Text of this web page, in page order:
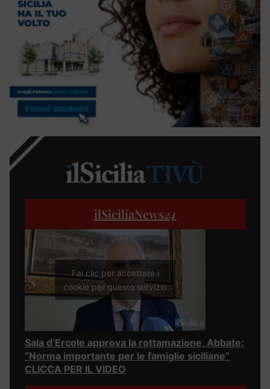
ilSiciliaNews24
Fai clic per accettare i
cookie per questo servizio
Sala d’Ercole approva la rottamazione, Abbate:
“Norma importante per le famiglie siciliane”
CLICCA PER IL VIDEO